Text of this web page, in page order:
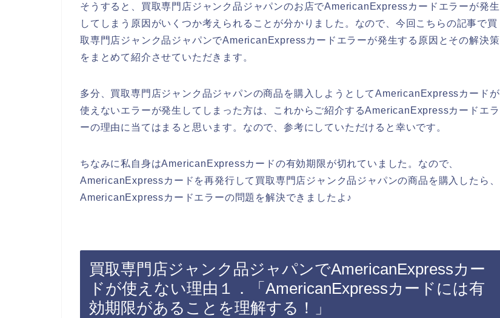
そうすると、買取専門店ジャンク品ジャパンのお店でAmericanExpressカードエラーが発生
してしまう原因がいくつか考えられることが分かりました。なので、今回こちらの記事で買
取専門店ジャンク品ジャパンでAmericanExpressカードエラーが発生する原因とその解決策
をまとめて紹介させていただきます。
多分、買取専門店ジャンク品ジャパンの商品を購入しようとしてAmericanExpressカードが
使えないエラーが発生してしまった方は、これからご紹介するAmericanExpressカードエラ
ーの理由に当てはまると思います。なので、参考にしていただけると幸いです。
ちなみに私自身はAmericanExpressカードの有効期限が切れていました。なので、
AmericanExpressカードを再発行して買取専門店ジャンク品ジャパンの商品を購入したら、
AmericanExpressカードエラーの問題を解決できましたよ♪
買取専門店ジャンク品ジャパンでAmericanExpressカー
ドが使えない理由１．「AmericanExpressカードには有
効期限があることを理解する！」